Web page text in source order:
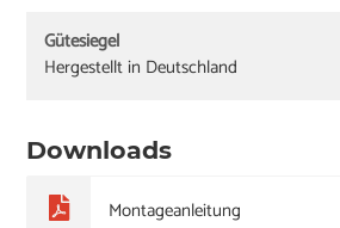
Gütesiegel
Hergestellt in Deutschland
Downloads
Montageanleitung